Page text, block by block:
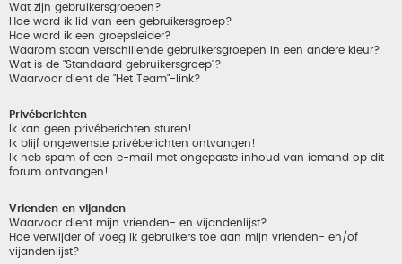
Wat zijn gebruikersgroepen?
Hoe word ik lid van een gebruikersgroep?
Hoe word ik een groepsleider?
Waarom staan verschillende gebruikersgroepen in een andere kleur?
Wat is de "Standaard gebruikersgroep"?
Waarvoor dient de "Het Team"-link?
Privéberichten
Ik kan geen privéberichten sturen!
Ik blijf ongewenste privéberichten ontvangen!
Ik heb spam of een e-mail met ongepaste inhoud van iemand op dit
forum ontvangen!
Vrienden en vijanden
Waarvoor dient mijn vrienden- en vijandenlijst?
Hoe verwijder of voeg ik gebruikers toe aan mijn vrienden- en/of
vijandenlijst?